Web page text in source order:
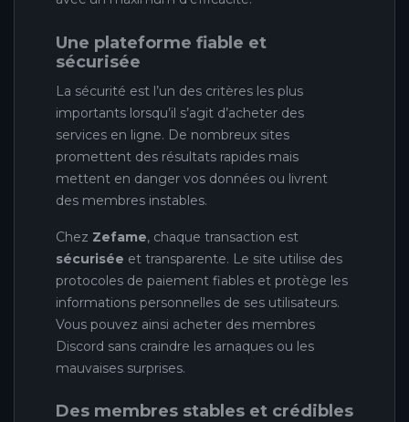
Une plateforme fiable et
sécurisée
La sécurité est l’un des critères les plus
importants lorsqu’il s’agit d’acheter des
services en ligne. De nombreux sites
promettent des résultats rapides mais
mettent en danger vos données ou livrent
des membres instables.
Chez Zefame, chaque transaction est
sécurisée et transparente. Le site utilise des
protocoles de paiement fiables et protège les
informations personnelles de ses utilisateurs.
Vous pouvez ainsi acheter des membres
Discord sans craindre les arnaques ou les
mauvaises surprises.
Des membres stables et crédibles